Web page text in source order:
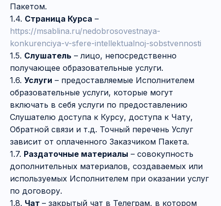
Пакетом.
1.4. Страница Курса –
https://msablina.ru/nedobrosovestnaya-
konkurenciya-v-sfere-intellektualnoj-sobstvennosti
1.5. Слушатель – лицо, непосредственно
получающее образовательные услуги.
1.6. Услуги – предоставляемые Исполнителем
образовательные услуги, которые могут
включать в себя услуги по предоставлению
Слушателю доступа к Курсу, доступа к Чату,
Обратной связи и т.д. Точный перечень Услуг
зависит от оплаченного Заказчиком Пакета.
1.7. Раздаточные материалы – совокупность
дополнительных материалов, создаваемых или
используемых Исполнителем при оказании услуг
по договору.
1.8. Чат – закрытый чат в Телеграм, в котором